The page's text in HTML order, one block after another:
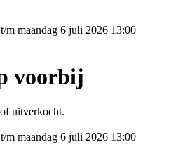
m maandag 6 juli 2026 13:00
voorbij
uitverkocht.
m maandag 6 juli 2026 13:00